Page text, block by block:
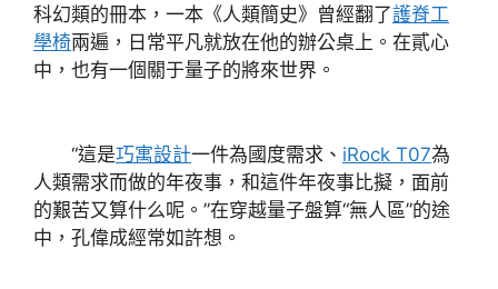
科幻類的冊本，一本《人類簡史》曾經翻了護脊工
學椅兩遍，日常平凡就放在他的辦公桌上。在貳心
中，也有一個關于量子的將來世界。
“這是巧寓設計一件為國度需求、 iRock T07為
人類需求而做的年夜事，和這件年夜事比擬，面前
的艱苦又算什么呢。”在穿越量子盤算“無人區”的途
中，孔偉成經常如許想。